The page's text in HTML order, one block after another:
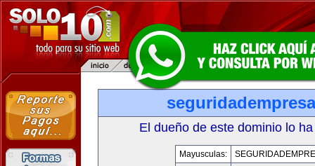
El dueño de este dominio lo
Mayusculas: